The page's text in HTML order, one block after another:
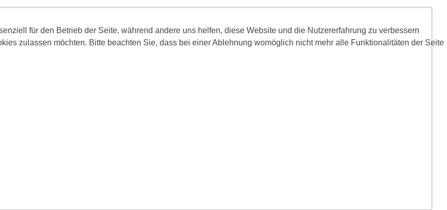
für den Betrieb der Seite, während andere uns helfen, diese Website und die Nutzererfahrung zu verbessern
zulassen möchten. Bitte beachten Sie, dass bei einer Ablehnung womöglich nicht mehr alle Funktionalitäten der Seite